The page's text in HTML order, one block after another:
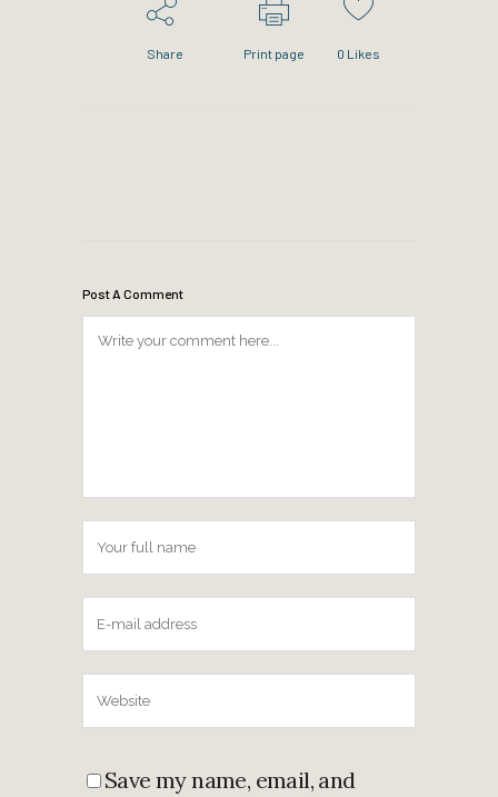
Share Print page 0 Likes
Post A Comment
Save my name, email, and